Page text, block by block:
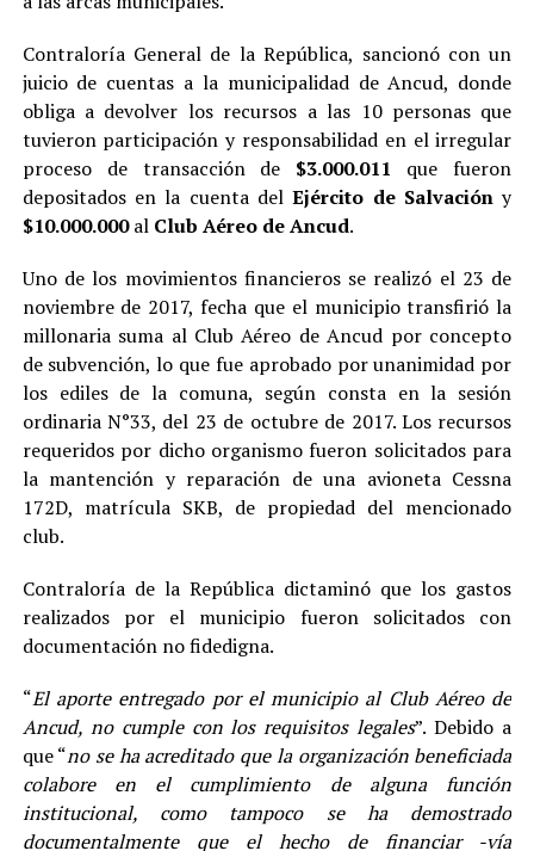
Contraloría General de la República, sancionó con un
juicio de cuentas a la municipalidad de Ancud, donde
obliga a devolver los recursos a las 10 personas que
tuvieron participación y responsabilidad en el irregular
proceso de transacción de $3.000.011 que fueron
depositados en la cuenta delEjército de Salvación y
$10.000.000al Club Aéreo de Ancud.
Uno de los movimientos financieros se realizó el 23 de
noviembre de 2017, fecha que el municipio transfirió la
millonaria suma al Club Aéreo de Ancud por concepto
de subvención, lo que fue aprobado por unanimidad por
los ediles de la comuna, según consta en la sesión
ordinaria N°33, del 23 de octubre de 2017. Los recursos
requeridos por dicho organismo fueron solicitados para
la mantención y reparación de una avioneta Cessna
172D, matrícula SKB, de propiedad del mencionado
club.
Contraloría de la República dictaminó que los gastos
realizados por el municipio fueron solicitados con
documentación no fidedigna.
“El aporte entregado por el municipio al Club Aéreo de
Ancud, no cumple con los requisitos legales”. Debido a
que “no se ha acreditado que la organización beneficiada
colabore en el cumplimiento de alguna función
institucional, como tampoco se ha demostrado
documentalmente que el hecho de financiar -vía